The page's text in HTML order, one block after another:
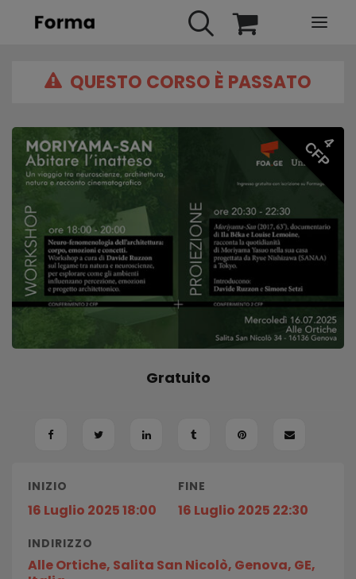
HOME
IN PRESENZA
E-LEARNING
FAQ
CONTATTI
ACCOUNT
QUESTO CORSO È PASSATO
4
CFP
Gratuito
INIZIO
16 Luglio 2025 18:00
FINE
16 Luglio 2025 22:30
INDIRIZZO
Alle Ortiche, Salita San Nicolò, Genova, GE,